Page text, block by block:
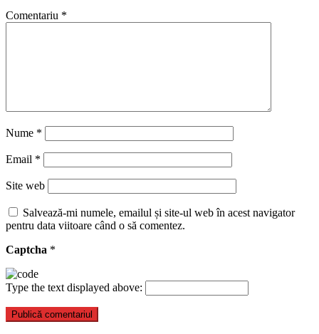
Comentariu *
Nume *
Email *
Site web
Salvează-mi numele, emailul și site-ul web în acest navigator
pentru data viitoare când o să comentez.
Captcha *
Type the text displayed above: